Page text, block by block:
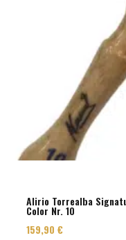
Alirio Torrealba
Color Nr. 10
159,90€